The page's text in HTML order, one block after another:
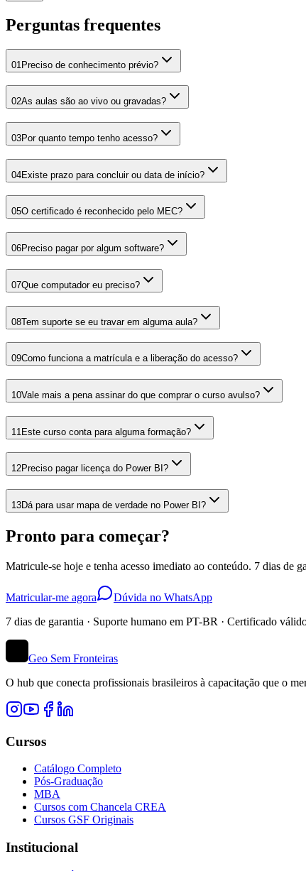
Perguntas frequentes
01 Preciso de conhecimento prévio?
02As aulas são ao vivo ou gravadas?
03Por quanto tempo tenho acesso?
04Existe prazo para concluir ou data de início?
05O certificado é reconhecido pelo MEC?
06Preciso pagar por algum software?
07Que computador eu preciso?
08Tem suporte se eu travar em alguma aula?
09Como funciona a matrícula e a liberação do acesso?
10Vale mais a pena assinar do que comprar o curso avulso?
11 Este curso conta para alguma formação?
12Preciso pagar licença do Power BI?
13Dá para usar mapa de verdade no Power BI?
Pronto para começar?
Matricule-se hoje e tenha acesso imediato ao conteúdo. 7 dias de
Matricular-me agora
Dúvida no WhatsApp
7 dias de garantia · Suporte humano em PT-BR · Certificado
Geo Sem Fronteiras
O hub que conecta profissionais brasileiros à capacitação que o
Cursos
Catálogo Completo
Pós-Graduação
MBA
Cursos com Chancela CREA
Cursos GSF Originais
Institucional